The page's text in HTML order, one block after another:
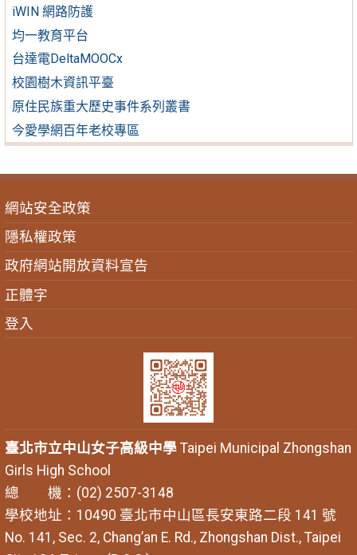
iWIN 網路防護
均一教育平台
台達電DeltaMOOCx
校園樹木資訊平臺
原住民族重大歷史事件系列叢書
今愛學網百年老校專區
網站安全政策
隱私權政策
政府網站開放資料宣告
正體字
登入
臺北市立中山女子高級中學Taipei Municipal Zhongshan
Girls High School
總 機：(02) 2507-3148
學校地址：10490 臺北市中山區長安東路二段 141 號
No. 141, Sec. 2, Chang’an E. Rd., Zhongshan Dist., Taipei